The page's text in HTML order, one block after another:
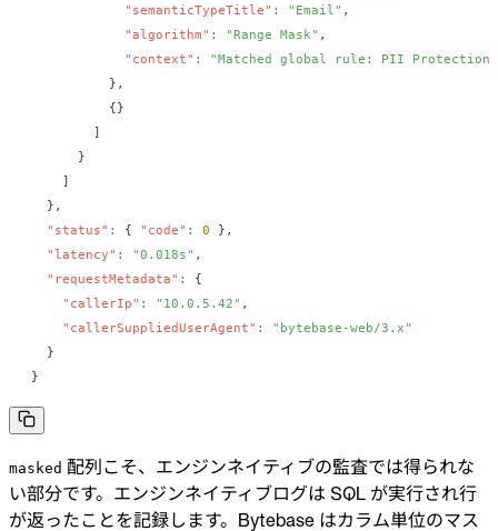
"semanticTypeTitle" : "Email" ,
"algorithm" : "Range Mask" ,
"context" :
"Matched global rule: PII Protection"
} ,
{}
]
}
]
} ,
"status" : { "code" : 0 } ,
"latency" : "0.018s" ,
"requestMetadata" :
{
"callerIp" : "10.0.5.42" ,
"callerSuppliedUserAgent" :
"bytebase-web/3.x"
}
}
masked 配列こそ、エンジンネイティブの監査では得られな
い部分です。エンジンネイティブログは SQL が実行され行
が返ったことを記録します。Bytebase はカラム単位のマス